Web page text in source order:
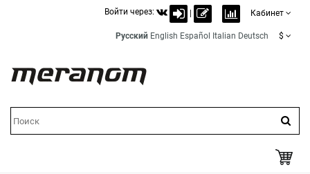
Войти через: Кабинет
Русский English Español Italian Deutsch $